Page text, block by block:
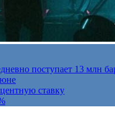
поступает 13 млн
ставку